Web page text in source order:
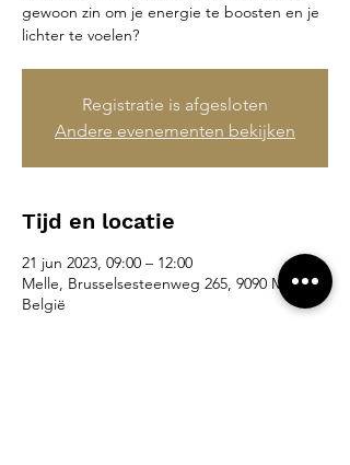
gewoon zin om je energie te boosten en je
lichter te voelen?
Registratie is afgesloten
Andere evenementen bekijken
Tijd en locatie
21 jun 2023, 09:00 – 12:00
Melle, Brusselsesteenweg 265, 9090 Melle,
België